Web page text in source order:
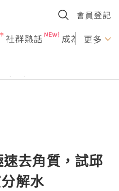
會員登記
社群熱話 成為U更多
速去角質，試邱
解水